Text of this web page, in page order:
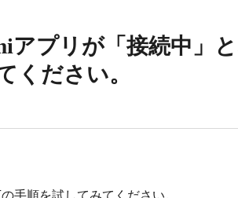
アプリが「接続中」
ください。
の手順を試してみてください。